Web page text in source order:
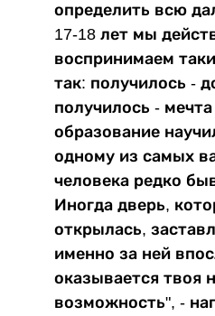
определить всю
17-18 лет мы
воспринимаем
так: получилось -
получилось -
образование
одному из самых
человека редко
Иногда дверь,
открылась,
именно за ней
оказывается твоя
возможность", -